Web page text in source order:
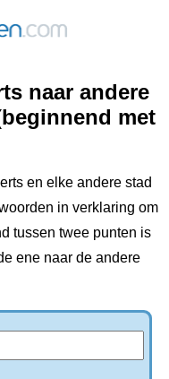
naar andere
met
en elke andere stad
in verklaring om
tussen twee punten is
ene naar de andere